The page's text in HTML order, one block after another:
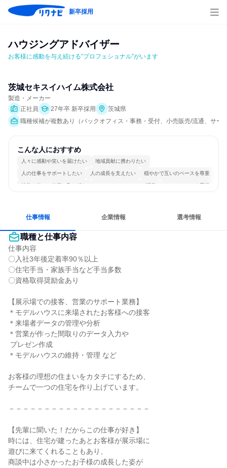
新卒採用
ハウジングアドバイザー
お客様に感動を与え続ける”プロフェショナル”がいます
茨城セキスイハイム株式会社
製造・メーカー
正社員
27年卒 新卒採用
茨城県
職種候補が複数あり（バックオフィス・事務・受付、小売販売/流通、サー
こんな人におすすめ
人々に感動や笑いを届けたい 地域貢献に携わりたい
人の仕事をサポートしたい 人の成長を支えたい 穏やかで互いのペースを尊重
情熱を持って仕事に取り組む コミュニケーションが活発 チームワークを重視
仕事情報 企業情報 選考情報
職種と仕事内容
仕事内容
〇入社3年後定着率90％以上
〇住宅手当・家族手当など手当多数
〇資格取得奨励金あり
【展示場での接客、営業のサポート業務】
＊モデルハウスに来場されたお客様への接客
＊来場者データの管理や分析
＊営業が作った間取りのデータ入力や
＊モデルハウスの維持・管理 など
お客様の理想の住まいをカタチにするため、
チームで一つの住宅を作り上げています。
－－－－－－－－－－－－－－－－－－－－
【先輩に聞いた！だからこの仕事が好き】
時には、住宅が建ったあとお客様が展示場に
遊びに来てくれることもあり、
商談中は小さかったお子様の成長した姿が